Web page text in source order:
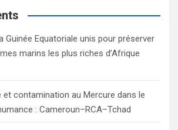
Guinée Equatoriale unis pour préserver
marins les plus riches d’Afrique
contamination au Mercure dans le
: Cameroun–RCA–Tchad